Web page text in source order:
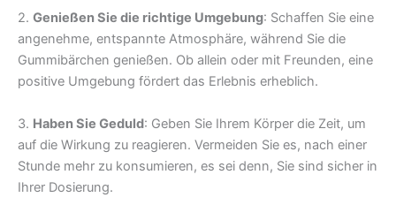
2. Genießen Sie die richtige Umgebung: Schaffen Sie eine
angenehme, entspannte Atmosphäre, während Sie die
Gummibärchen genießen. Ob allein oder mit Freunden, eine
positive Umgebung fördert das Erlebnis erheblich.
3. Haben Sie Geduld: Geben Sie Ihrem Körper die Zeit, um
auf die Wirkung zu reagieren. Vermeiden Sie es, nach einer
Stunde mehr zu konsumieren, es sei denn, Sie sind sicher in
Ihrer Dosierung.